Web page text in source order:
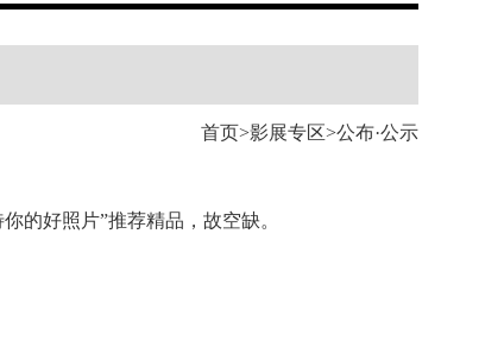
首页 影展专区 公布·公示
的好照片”推荐精品，故空缺。